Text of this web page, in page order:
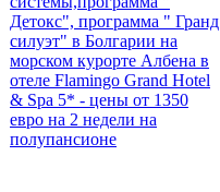
Детокс", программа " Гранд
силуэт" в Болгарии на
морском курорте Албена в
отеле Flamingo Grand Hotel
& Spa 5* - цены от 1350
евро на 2 недели на
полупансионе